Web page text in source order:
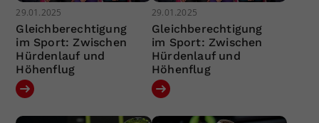
29.01.2025
Gleichberechtigung
im Sport: Zwischen
Hürdenlauf und
Höhenflug
29.01.2025
Gleichberechtigung
im Sport: Zwischen
Hürdenlauf und
Höhenflug